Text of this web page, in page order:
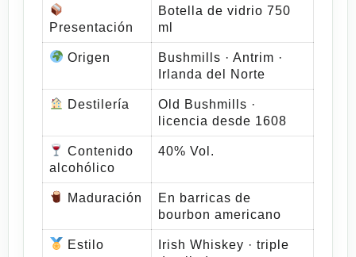
Presentación
Botella de vidrio 750
ml
Origen
Bushmills · Antrim ·
Irlanda del Norte
Destilería
Old Bushmills ·
licencia desde 1608
Contenido
alcohólico
40% Vol.
Maduración
En barricas de
bourbon americano
Estilo
Irish Whiskey · triple